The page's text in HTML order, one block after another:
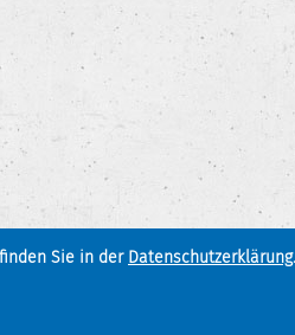
Sie in der Datenschutzerklärung.